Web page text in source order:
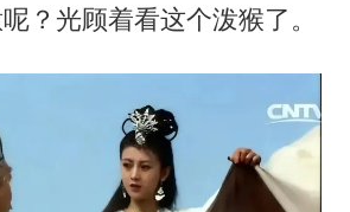
OpenAI为免费用户升级GPT-5.6 Luna
47岁妈妈突然产女 26岁女儿：很震惊
97岁英国奶奶飞上天再破吉尼斯纪录
？光顾着看这个泼猴了。